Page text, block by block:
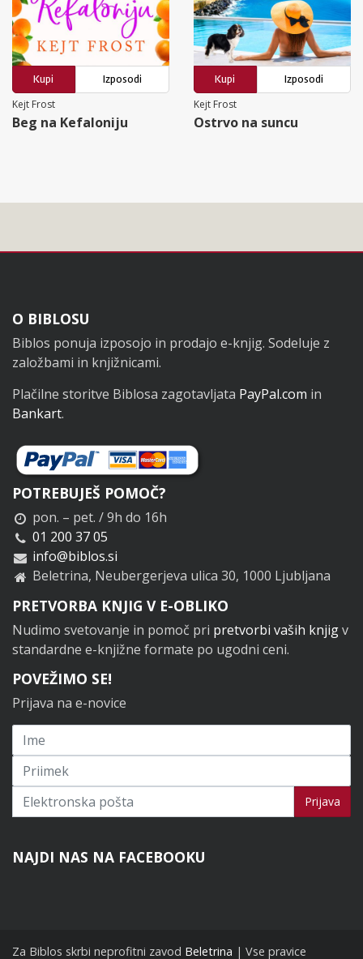
Kupi
Izposodi
Kejt Frost
Beg na Kefaloniju
Kupi
Izposodi
Kejt Frost
Ostrvo na suncu
Noga
O BIBLOSU
Biblos ponuja izposojo in prodajo e-knjig. Sodeluje z
založbami in knjižnicami.
Plačilne storitve Biblosa zagotavljata PayPal.com in
Bankart.
POTREBUJEŠ POMOČ?
pon. – pet. / 9h do 16h
01 200 37 05
info@biblos.si
Beletrina, Neubergerjeva ulica 30, 1000 Ljubljana
PRETVORBA KNJIG V E-OBLIKO
Nudimo svetovanje in pomoč pri pretvorbi vaših knjigv
standardne e-knjižne formate po ugodni ceni.
POVEŽIMO SE!
Prijava na e-novice
Prijavi se na novice Prijava
NAJDI NAS NA FACEBOOKU
Za Biblos skrbi neprofitni zavod Beletrina | Vse pravice